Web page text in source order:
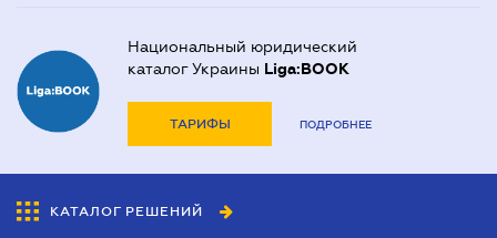
Национальный юридический
каталог Украины Liga:BOOK
ТАРИФЫ ПОДРОБНЕЕ
КАТАЛОГ РЕШЕНИЙ